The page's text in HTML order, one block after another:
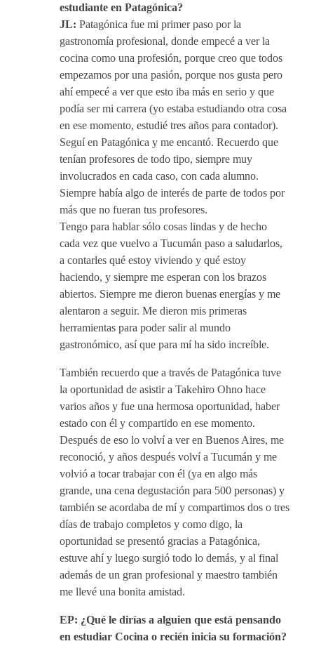
estudiante en Patagónica?
JL: Patagónica fue mi primer paso por la
gastronomía profesional, donde empecé a ver la
cocina como una profesión, porque creo que todos
empezamos por una pasión, porque nos gusta pero
ahí empecé a ver que esto iba más en serio y que
podía ser mi carrera (yo estaba estudiando otra cosa
en ese momento, estudié tres años para contador).
Seguí en Patagónica y me encantó. Recuerdo que
tenían profesores de todo tipo, siempre muy
involucrados en cada caso, con cada alumno.
Siempre había algo de interés de parte de todos por
más que no fueran tus profesores.
Tengo para hablar sólo cosas lindas y de hecho
cada vez que vuelvo a Tucumán paso a saludarlos,
a contarles qué estoy viviendo y qué estoy
haciendo, y siempre me esperan con los brazos
abiertos. Siempre me dieron buenas energías y me
alentaron a seguir. Me dieron mis primeras
herramientas para poder salir al mundo
gastronómico, así que para mí ha sido increíble.
También recuerdo que a través de Patagónica tuve
la oportunidad de asistir a Takehiro Ohno hace
varios años y fue una hermosa oportunidad, haber
estado con él y compartido en ese momento.
Después de eso lo volví a ver en Buenos Aires, me
reconoció, y años después volví a Tucumán y me
volvió a tocar trabajar con él (ya en algo más
grande, una cena degustación para 500 personas) y
también se acordaba de mí y compartimos dos o tres
días de trabajo completos y como digo, la
oportunidad se presentó gracias a Patagónica,
estuve ahí y luego surgió todo lo demás, y al final
además de un gran profesional y maestro también
me llevé una bonita amistad.
EP: ¿Qué le dirías a alguien que está pensando
en estudiar Cocina o recién inicia su formación?